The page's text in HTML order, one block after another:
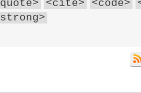
<cite> <code>